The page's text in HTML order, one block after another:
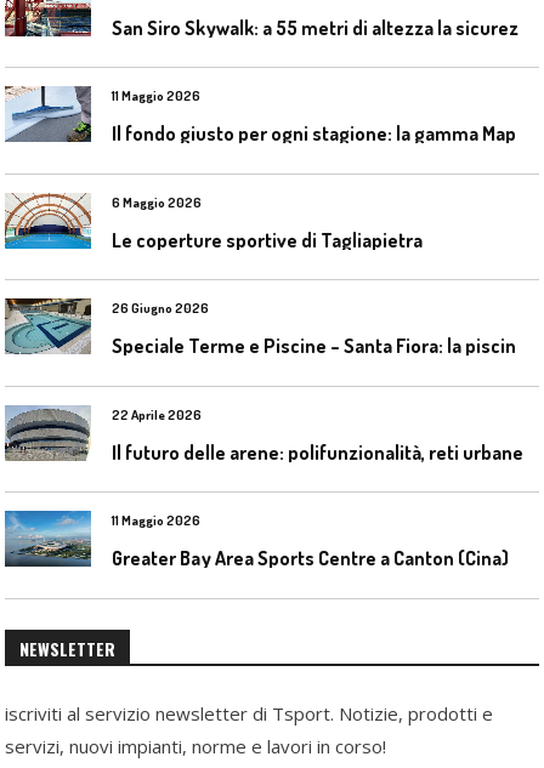
11 Maggio 2026
6 Maggio 2026
Le coperture sportive di Tagliapietra
26 Giugno 2026
22 Aprile 2026
11 Maggio 2026
Greater Bay Area Sports Centre a Canton (Cina)
NEWSLETTER
iscriviti al servizio newsletter di Tsport. Notizie, prodotti e
servizi, nuovi impianti, norme e lavori in corso!